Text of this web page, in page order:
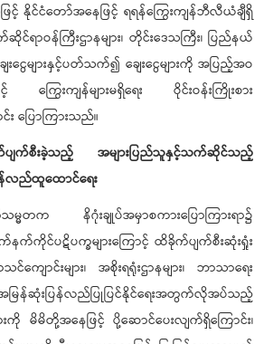
နိုင်ငံတော်အနေဖြင့် ရရန်ကြွေးကျန်ဘီလီယံချီရှိ
ဝန်ကြီးဌာနများ၊ တိုင်းဒေသကြီး၊ ပြည်နယ်
ေးငွေများနှင့်ပတ်သက်၍ ချေးငွေများကို အပြည့်အဝ
ကြွေးကျန်များမရှိရေး ဝိုင်းဝန်းကြိုးစား
ပြောကြားသည်။
က်ပျက်စီးခဲ့သည့် အများပြည်သူနှင့်သက်ဆိုင်သည့်
န်လည်ထူထောင်ရေး
က နိဂုံးချုပ်အမှာစကားပြောကြားရာ၌
က်ကိုင်ပဋိပက္ခများကြောင့် ထိခိုက်ပျက်စီးဆုံးရှုံး
ျောင်းများ၊ အစိုးရရုံးဌာနများ၊ ဘာသာရေး
ြန်ဆုံးပြန်လည်ပြုပြင်နိုင်ရေးအတွက်လိုအပ်သည့်
ကို မိမိတို့အနေဖြင့် ပို့ဆောင်ပေးလျက်ရှိကြောင်း၊